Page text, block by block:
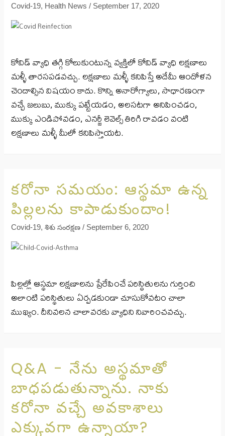
Covid-19, Health News / September 17, 2020
కోవిడ్ వ్యాధి తగ్గి కోలుకుంటున్న వ్యక్తిలో కోవిడ్ వ్యాధి లక్షణాలు
మళ్ళీ తారసపడవచ్చు. లక్షణాలు మళ్ళీ కనిపిస్తే అదేమీ ఆందోళన
చెందాల్సిన విషయం కాదు. కొన్ని అనారోగ్యాలు, సాధారణంగా
వచ్చే జలుబు, ముక్కు పట్టేయడం, అలసటగా అనిపించడం,
ముక్కు ఎండిపోవడం, ఎనర్జీ లెవెల్స్ తిరిగి రావడం వంటి
లక్షణాలు మళ్ళీ మీలో కనిపిస్తాయట.
కరోనా సమయం: ఆస్థమా ఉన్న
పిల్లలను కాపాడుకుందాం!
Covid-19,శిశు సంరక్షణ / September 6, 2020
పిల్లల్లో ఆస్థమా లక్షణాలను ప్రేరేపించే పరిస్థితులను గుర్తించి
అలాంటి పరిస్థితులు ఏర్పడకుండా చూసుకోవటం చాలా
ముఖ్యం. దీనివలన చాలావరకు వ్యాధిని నివారించవచ్చు.
Q&A - నేను అస్థమాతో
బాధపడుతున్నాను. నాకు
కరోనా వచ్చే అవకాశాలు
ఎక్కువగా ఉన్నాయా?